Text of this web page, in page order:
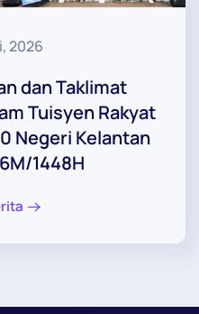
2026
dan Taklimat
Tuisyen Rakyat
Negeri Kelantan
1448H